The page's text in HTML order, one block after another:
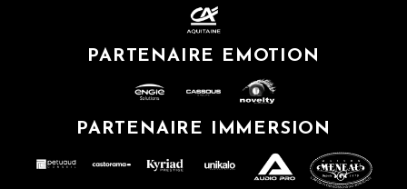
PARTENAIRE EMOTION
PARTENAIRE IMMERSION